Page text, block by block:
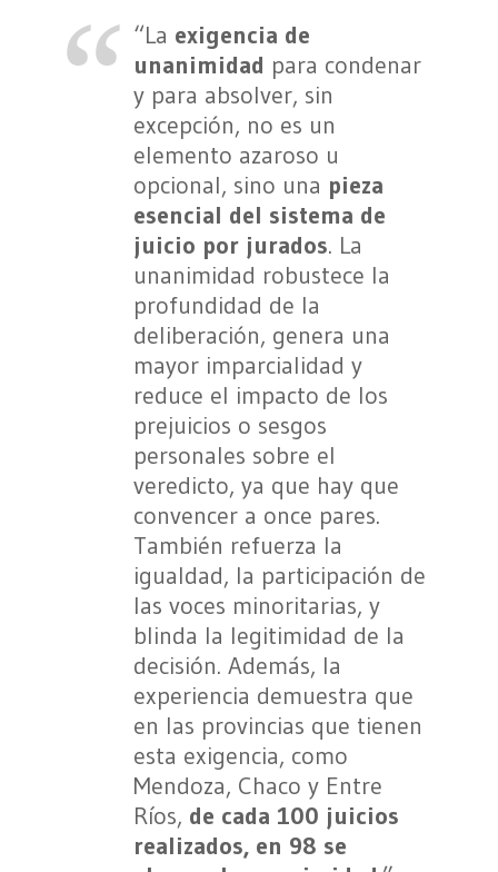
“La exigencia de
unanimidad para condenar
y para absolver, sin
excepción, no es un
elemento azaroso u
opcional, sino una pieza
esencial del sistema de
juicio por jurados. La
unanimidad robustece la
profundidad de la
deliberación, genera una
mayor imparcialidad y
reduce el impacto de los
prejuicios o sesgos
personales sobre el
veredicto, ya que hay que
convencer a once pares.
También refuerza la
igualdad, la participación de
las voces minoritarias, y
blinda la legitimidad de la
decisión. Además, la
experiencia demuestra que
en las provincias que tienen
esta exigencia, como
Mendoza, Chaco y Entre
Ríos, de cada 100 juicios
realizados, en 98 se